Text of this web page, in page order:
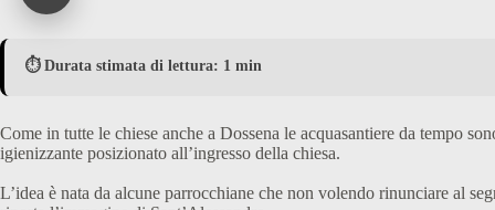
⏱️ Durata stimata di lettura: 1 min
Come in tutte le chiese anche a Dossena le acquasantiere da tempo
igienizzante posizionato all’ingresso della chiesa.
L’idea è nata da alcune parrocchiane che non volendo rinunciare al